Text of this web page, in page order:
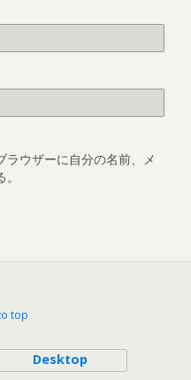
ウザーに自分の名前、メ
top
Desktop